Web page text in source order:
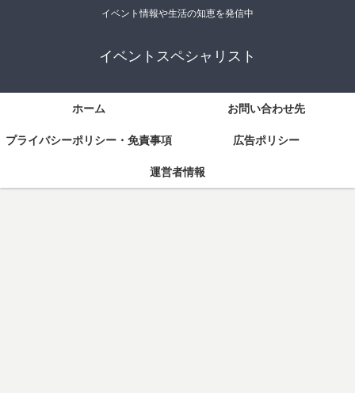
イベント情報や生活の知恵を発信中
イベントスペシャリスト
ホーム お問い合わせ先
プライバシーポリシー・免責事項 広告ポリシー
運営者情報